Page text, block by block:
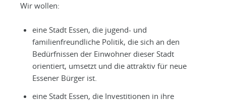
Wir wollen:
eine Stadt Essen, die jugend- und
familienfreundliche Politik, die sich an den
Bedürfnissen der Einwohner dieser Stadt
orientiert, umsetzt und die attraktiv für neue
Essener Bürger ist.
eine Stadt Essen, die Investitionen in ihre